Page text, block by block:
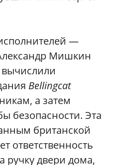
—
Мишкин
Bellingcat
а затем
безопасности. Эта
британской
ответственность
ручку двери дома,